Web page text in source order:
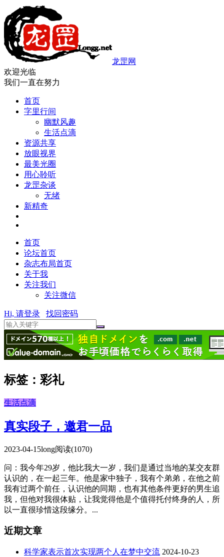
龙罡网
欢迎光临
我们一直在努力
首页
字里行间
幽默风趣
生活点滴
资源共享
放眼视界
最美光圈
用心聆听
龙罡杂谈
无绪
新精奇
首页
论坛首页
杂志布局首页
关于我
关注我们
关注微信
Hi, 请登录 找回密码
标签：彩礼
生活点滴
真实段子，邀君一品
2023-04-15long阅读(1070)
问：我今年29岁，他比我大一岁，我们是通过当地的某交友群
认识的，在一起三年。他是家中独子，我有个弟弟，在他之前
我有过两个前任，认识他的同期，也有其他条件更好的男生追
我，但他对我很体贴，让我觉得他是个值得托付终身的人，所
以一直很珍惜这段缘分。...
近期文章
科学家表示首次实现两个人在梦中交流 2024-10-23